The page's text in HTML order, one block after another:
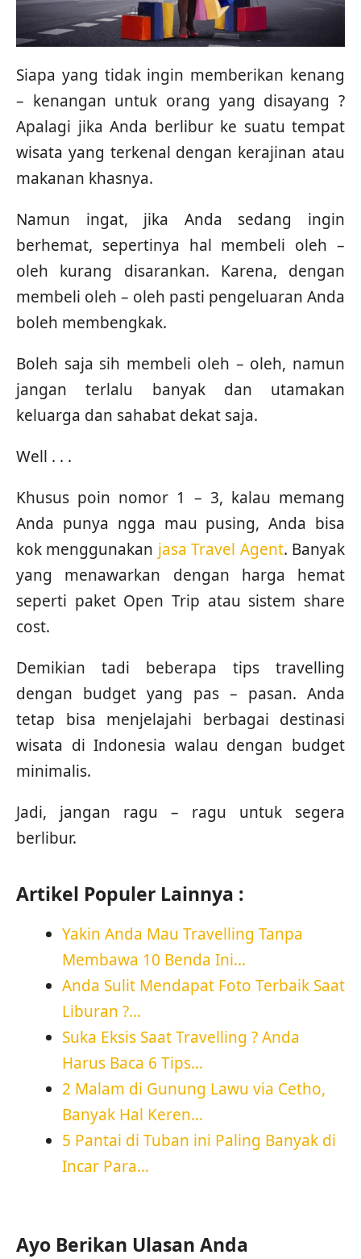
Siapa yang tidak ingin memberikan kenang
– kenangan untuk orang yang disayang ?
Apalagi jika Anda berlibur ke suatu tempat
wisata yang terkenal dengan kerajinan atau
makanan khasnya.
Namun ingat, jika Anda sedang ingin
berhemat, sepertinya hal membeli oleh –
oleh kurang disarankan. Karena, dengan
membeli oleh – oleh pasti pengeluaran Anda
boleh membengkak.
Boleh saja sih membeli oleh – oleh, namun
jangan terlalu banyak dan utamakan
keluarga dan sahabat dekat saja.
Well . . .
Khusus poin nomor 1 – 3, kalau memang
Anda punya ngga mau pusing, Anda bisa
kok menggunakan jasa Travel Agent. Banyak
yang menawarkan dengan harga hemat
seperti paket Open Trip atau sistem share
cost.
Demikian tadi beberapa tips travelling
dengan budget yang pas – pasan. Anda
tetap bisa menjelajahi berbagai destinasi
wisata di Indonesia walau dengan budget
minimalis.
Jadi, jangan ragu – ragu untuk segera
berlibur.
Artikel Populer Lainnya :
Yakin Anda Mau Travelling Tanpa
Membawa 10 Benda Ini…
Anda Sulit Mendapat Foto Terbaik Saat
Liburan ?…
Suka Eksis Saat Travelling ? Anda
Harus Baca 6 Tips…
2 Malam di Gunung Lawu via Cetho,
Banyak Hal Keren…
5 Pantai di Tuban ini Paling Banyak di
Incar Para…
Ayo Berikan Ulasan Anda